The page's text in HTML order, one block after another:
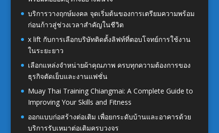
บริการวางฤกษ์มงคล จุดเริ่มต้นของการเตรียมความพร้อม
ก่อนก้าวสู่ช่วงเวลาสำคัญในชีวิต
x lift กับการเลือกบริษัทติดตั้งลิฟท์ที่ตอบโจทย์การใช้งาน
ในระยะยาว
เลือกแหล่งจำหน่ายผ้าคุณภาพ ครบทุกความต้องการของ
ธุรกิจตัดเย็บและงานแฟชั่น
Muay Thai Training Chiangmai: A Complete Guide to
Improving Your Skills and Fitness
ออกแบบก่อสร้างต่อเติม เพื่อยกระดับบ้านและอาคารด้วย
บริการรับเหมาต่อเติมครบวงจร